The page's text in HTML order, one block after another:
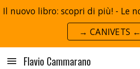
Skip to main content
→ CANIVETS ←
Flavio Cammarano